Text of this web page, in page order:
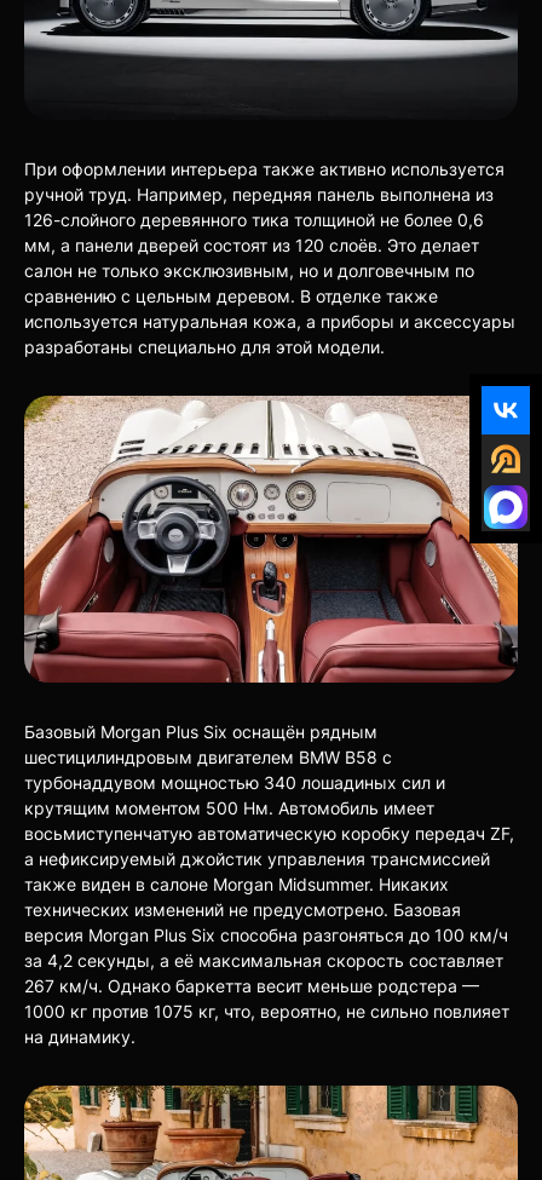
При оформлении интерьера также активно используется
ручной труд. Например, передняя панель выполнена из
126-слойного деревянного тика толщиной не более 0,6
мм, а панели дверей состоят из 120 слоёв. Это делает
салон не только эксклюзивным, но и долговечным по
сравнению с цельным деревом. В отделке также
используется натуральная кожа, а приборы и аксессуары
разработаны специально для этой модели.
Базовый Morgan Plus Six оснащён рядным
шестицилиндровым двигателем BMW B58 с
турбонаддувом мощностью 340 лошадиных сил и
крутящим моментом 500 Нм. Автомобиль имеет
восьмиступенчатую автоматическую коробку передач ZF,
а нефиксируемый джойстик управления трансмиссией
также виден в салоне Morgan Midsummer. Никаких
технических изменений не предусмотрено. Базовая
версия Morgan Plus Six способна разгоняться до 100 км/ч
за 4,2 секунды, а её максимальная скорость составляет
267 км/ч. Однако баркетта весит меньше родстера —
1000 кг против 1075 кг, что, вероятно, не сильно повлияет
на динамику.